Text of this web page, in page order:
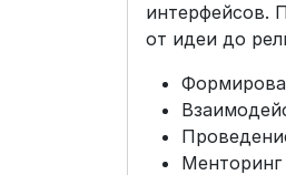
интерфейсов.
от идеи до